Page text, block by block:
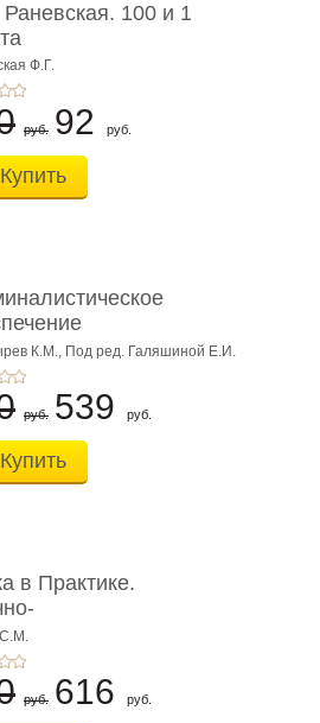
100 и 1
Ф.Г.
руб. 92 руб.
Купить
...
К.М., Под ред. Галяшиной Е.И.
руб. 539 руб.
Купить
в Практике.
(пра
С.М.
руб. 616 руб.